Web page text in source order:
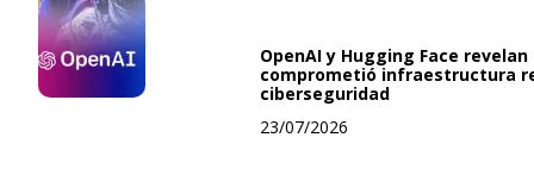
OpenAI y Hugging Face
comprometió infraestructura
ciberseguridad
23/07/2026